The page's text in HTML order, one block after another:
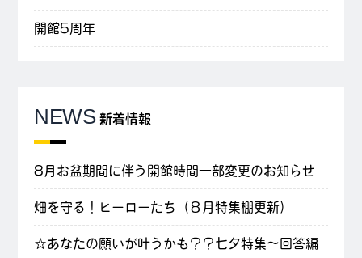
開館5周年
NEWS 新着情報
8月お盆期間に伴う開館時間一部変更のお知らせ
畑を守る！ヒーローたち（８月特集棚更新）
☆あなたの願いが叶うかも？？七夕特集～回答編